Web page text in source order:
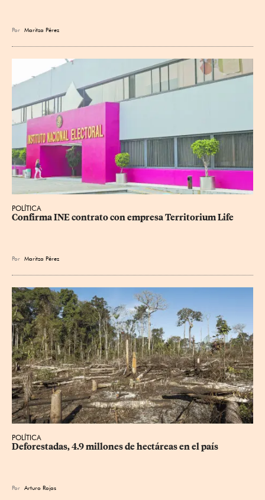
Por Maritza Pérez
POLÍTICA
Confirma INE contrato con empresa Territorium Life
Por Maritza Pérez
POLÍTICA
Deforestadas, 4.9 millones de hectáreas en el país
Por Arturo Rojas